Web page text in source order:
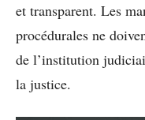
et transparent. Les
procédurales ne
de l’institution
la justice.